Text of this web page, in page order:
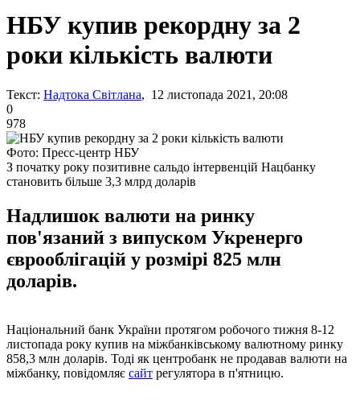
НБУ купив рекордну за 2
роки кількість валюти
Текст: Надтока Світлана, 12 листопада 2021, 20:08
0
978
Фото: Пресс-центр НБУ
З початку року позитивне сальдо інтервенцій Нацбанку
становить більше 3,3 млрд доларів
Надлишок валюти на ринку
пов'язаний з випуском Укренерго
єврооблігацій у розмірі 825 млн
доларів.
Національний банк України протягом робочого тижня 8-12
листопада року купив на міжбанківському валютному ринку
858,3 млн доларів. Тоді як центробанк не продавав валюти на
міжбанку, повідомляє сайт регулятора в п'ятницю.